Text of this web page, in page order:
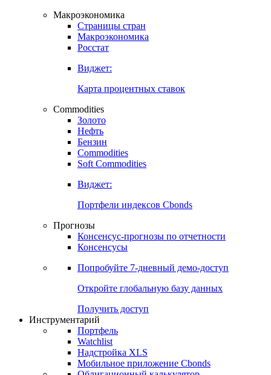
Макроэкономика
Страницы стран
Макроэкономика
Росстат
Виджет:
Карта процентных ставок
Commodities
Золото
Нефть
Бензин
Commodities
Soft Commodities
Виджет:
Портфели индексов Cbonds
Прогнозы
Консенсус-прогнозы по отчетности
Консенсусы
Попробуйте 7-дневный демо-доступ
Откройте глобальную базу данных
Получить доступ
Инструментарий
Портфель
Watchlist
Надстройка XLS
Мобильное приложение Cbonds